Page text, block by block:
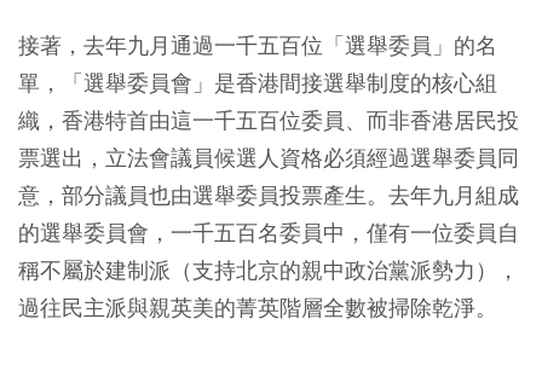
接著，去年九月通過一千五百位「選舉委員」的名
單，「選舉委員會」是香港間接選舉制度的核心組
織，香港特首由這一千五百位委員、而非香港居民投
票選出，立法會議員候選人資格必須經過選舉委員同
意，部分議員也由選舉委員投票產生。去年九月組成
的選舉委員會，一千五百名委員中，僅有一位委員自
稱不屬於建制派（支持北京的親中政治黨派勢力），
過往民主派與親英美的菁英階層全數被掃除乾淨。